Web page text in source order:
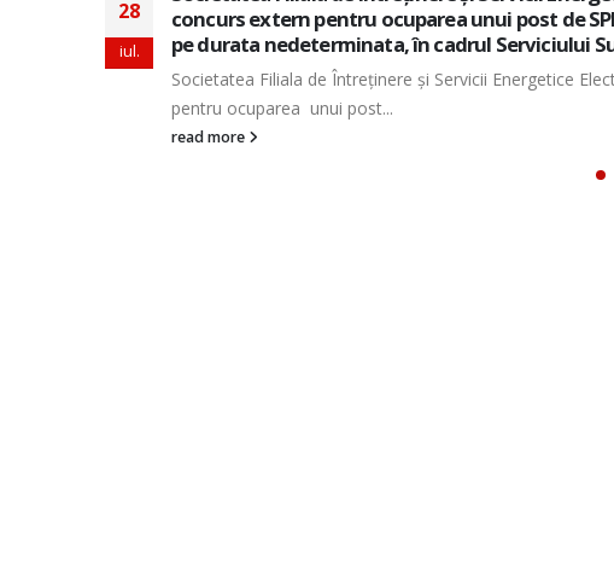
28
iul.
pentru ocuparea a doua posturi vacante de
perioada nedeterminata, in cadrul Directiei
Societatea Filiala de Întreţinere şi Servicii Energetice
doua posturi vacante de...
read more